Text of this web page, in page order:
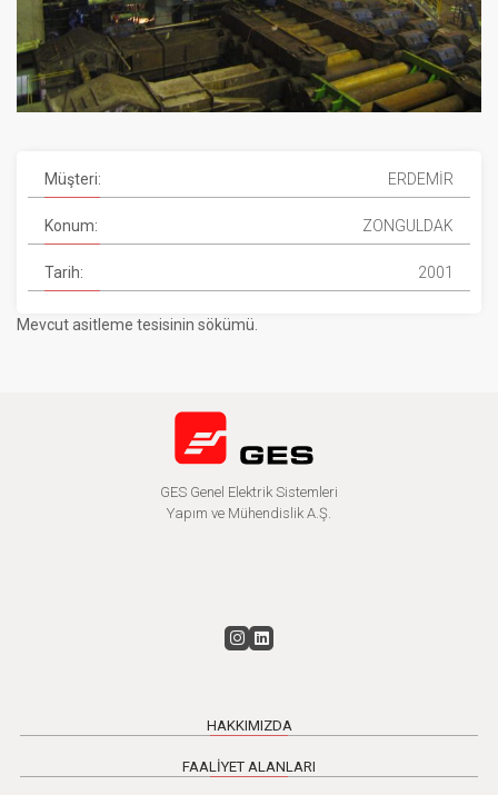
Mevcut asitleme tesisinin sökümü.
Müşteri: ERDEMİR
Konum: ZONGULDAK
Tarih: 2001
GES Genel Elektrik Sistemleri
Yapım ve Mühendislik A.Ş.
HAKKIMIZDA
FAALİYET ALANLARI